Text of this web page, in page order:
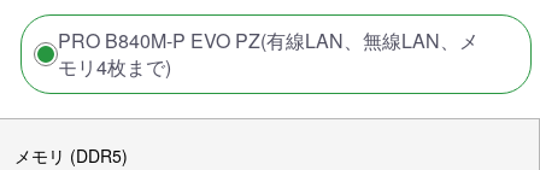
PRO B840M-P EVO PZ(有線LAN、無線LAN、メ
モリ4枚まで)
メモリ (DDR5)